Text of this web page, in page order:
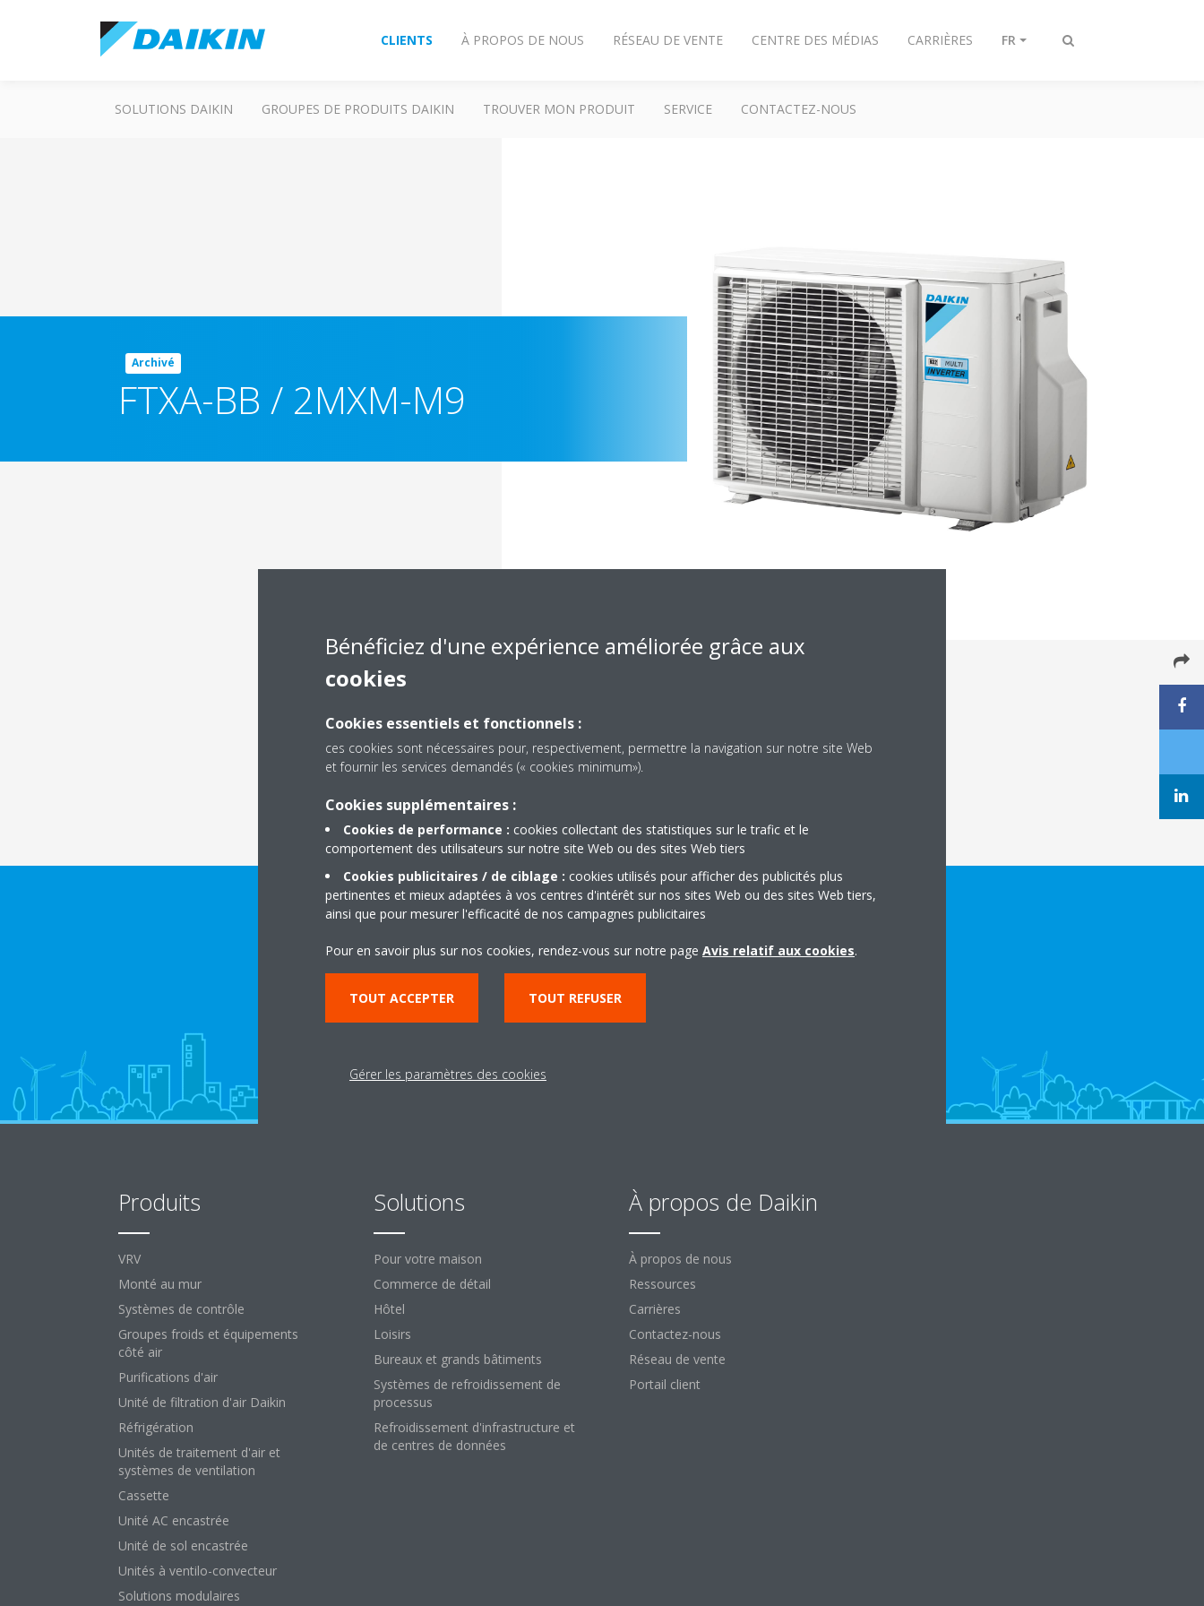
Afficher/masquer
CLIENTS À PROPOS DE NOUS RÉSEAU DE VENTE CENTRE DES MÉDIAS CARRIÈRES FR
SOLUTIONS DAIKIN GROUPES DE PRODUITS DAIKIN TROUVER MON PRODUIT SERVICE CONTACTEZ-NOUS
Archivé
FTXA-BB / 2MXM-M9
Documentation
CONTACTEZ-NOUS
Produits
VRV
Monté au mur
Systèmes de contrôle
Groupes froids et équipements
côté air
Purifications d'air
Unité de filtration d'air Daikin
Réfrigération
Unités de traitement d'air et
systèmes de ventilation
Cassette
Unité AC encastrée
Unité de sol encastrée
Unités à ventilo-convecteur
Solutions modulaires
Solutions
Pour votre maison
Commerce de détail
Hôtel
Loisirs
Bureaux et grands bâtiments
Systèmes de refroidissement de
processus
Refroidissement d'infrastructure et
de centres de données
À propos de Daikin
À propos de nous
Ressources
Carrières
Contactez-nous
Réseau de vente
Portail client
Bénéficiez d'une expérience améliorée grâce aux
cookies
Cookies essentiels et fonctionnels :
ces cookies sont nécessaires pour, respectivement, permettre la navigation sur notre site Web
et fournir les services demandés (« cookies minimum»).
Cookies supplémentaires :
Cookies de performance : cookies collectant des statistiques sur le trafic et le
comportement des utilisateurs sur notre site Web ou des sites Web tiers
Cookies publicitaires / de ciblage : cookies utilisés pour afficher des publicités plus
pertinentes et mieux adaptées à vos centres d'intérêt sur nos sites Web ou des sites Web tiers,
ainsi que pour mesurer l'efficacité de nos campagnes publicitaires
Pour en savoir plus sur nos cookies, rendez-vous sur notre page Avis relatif aux cookies.
TOUT ACCEPTER TOUT REFUSER
Gérer les paramètres des cookies